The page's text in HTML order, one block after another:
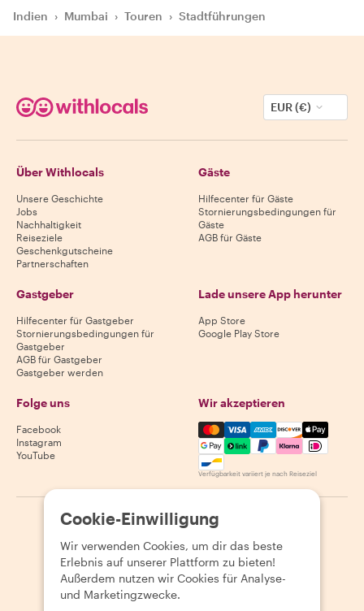
Indien › Mumbai › Touren › Stadtführungen
EUR (€)
Über Withlocals
Unsere Geschichte
Jobs
Nachhaltigkeit
Reiseziele
Geschenkgutscheine
Partnerschaften
Gäste
Hilfecenter für Gäste
Stornierungsbedingungen für
Gäste
AGB für Gäste
Gastgeber
Hilfecenter für Gastgeber
Stornierungsbedingungen für
Gastgeber
AGB für Gastgeber
Gastgeber werden
Lade unsere App herunter
App Store
Google Play Store
Folge uns
Facebook
Instagram
YouTube
Wir akzeptieren
Mastercard, Visa, Amex,
Verfügbarkeit variiert je nach Reiseziel
2026 Withlocals.com | Datenschutzerklärung
Seitenübersicht
Cookie-Einwilligung
Wir verwenden Cookies, um dir das beste
Erlebnis auf unserer Plattform zu bieten!
Außerdem nutzen wir Cookies für Analyse-
und Marketingzwecke.